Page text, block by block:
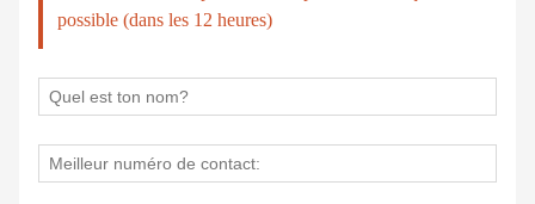
possible (dans les 12 heures)